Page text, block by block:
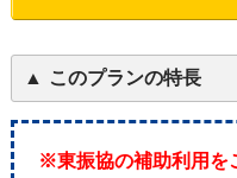
このプランの特長
※東振協の補助利用を